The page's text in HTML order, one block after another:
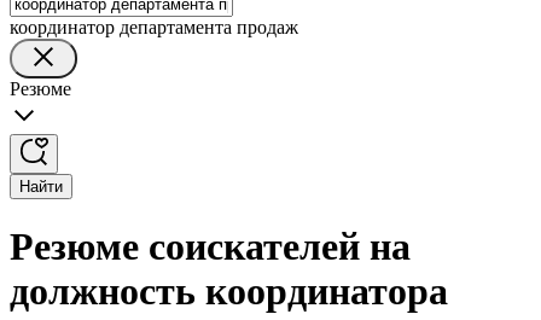
координатор департамента продаж
Резюме
Найти
Резюме соискателей на
должность координатора